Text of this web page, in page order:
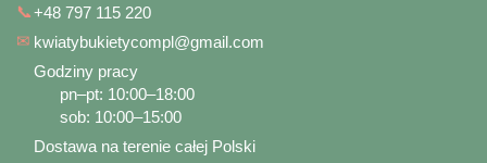
📞+48 797 115 220
✉ kwiatybukietycompl@gmail.com
Godziny pracy
pn–pt: 10:00–18:00
sob: 10:00–15:00
Dostawa na terenie całej Polski